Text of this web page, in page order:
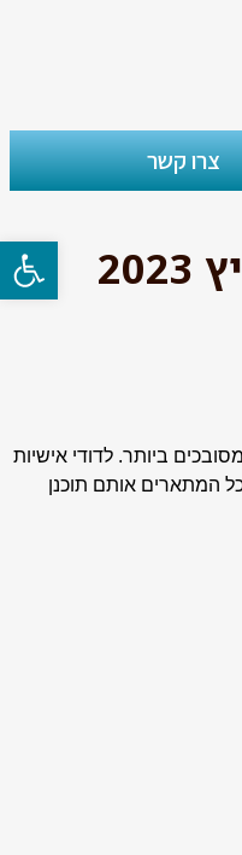
צרו קשר
ביותר. לדודי אישיות
המתארים אותם תוכנן
פתח